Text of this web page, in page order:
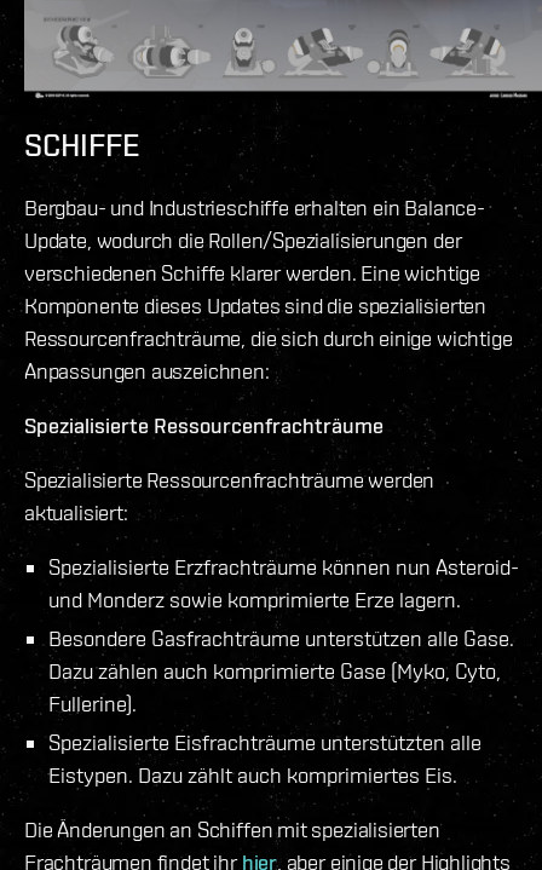
SCHIFFE
Bergbau- und Industrieschiffe erhalten ein Balance-
Update, wodurch die Rollen/Spezialisierungen der
verschiedenen Schiffe klarer werden. Eine wichtige
Komponente dieses Updates sind die spezialisierten
Ressourcenfrachträume, die sich durch einige wichtige
Anpassungen auszeichnen:
Spezialisierte Ressourcenfrachträume
Spezialisierte Ressourcenfrachträume werden
aktualisiert:
Spezialisierte Erzfrachträume können nun Asteroid-
und Monderz sowie komprimierte Erze lagern.
Besondere Gasfrachträume unterstützen alle Gase.
Dazu zählen auch komprimierte Gase (Myko, Cyto,
Fullerine).
Spezialisierte Eisfrachträume unterstützten alle
Eistypen. Dazu zählt auch komprimiertes Eis.
Die Änderungen an Schiffen mit spezialisierten
Frachträumen findet ihrhier, aber einige der Highlights